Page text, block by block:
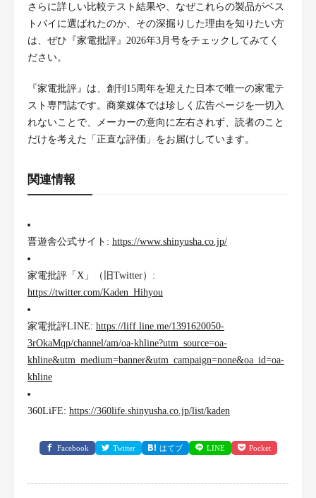
さらに詳しい比較テスト結果や、なぜこれらの製品がベス
トバイに選ばれたのか、その深掘りした理由を知りたい方
は、ぜひ『家電批評』2026年3月号をチェックしてみてく
ださい。
『家電批評』は、創刊15周年を迎えた日本で唯一の家電テ
スト専門誌です。商業媒体では珍しく広告ページを一切入
れないことで、メーカーの意向に左右されず、読者のこと
だけを考えた「正直な評価」をお届けしています。
関連情報
晋遊舎公式サイト: https://www.shinyusha.co.jp/
家電批評「X」（旧Twitter）:
https://twitter.com/Kaden_Hihyou
家電批評LINE: https://liff.line.me/1391620050-
3rOkaMqp/channel/am/oa-khline?utm_source=oa-
khline&utm_medium=banner&utm_campaign=none&oa_id=oa-
khline
360LiFE: https://360life.shinyusha.co.jp/list/kaden
Facebook Twitter はてブ LINE Pocket